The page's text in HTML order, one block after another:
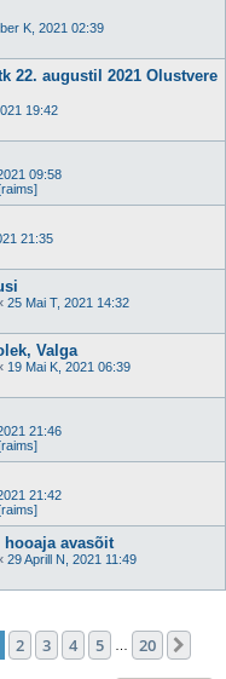
K, 2021 02:39
22. augustil 2021 Olustvere
19:42
09:58
21:35
25 Mai T, 2021 14:32
Valga
19 Mai K, 2021 06:39
21:46
21:42
hooaja avasõit
29 Aprill N, 2021 11:49
20 -st
2 3 4 5 20